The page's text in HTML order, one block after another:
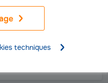
techniques